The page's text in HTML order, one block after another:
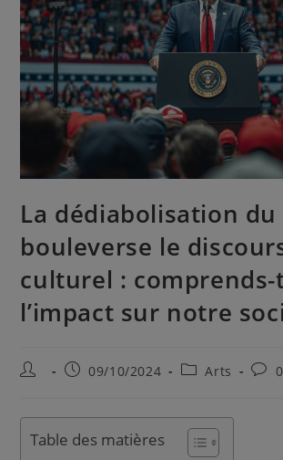
La dédiabolisation du
bouleverse le
culturel : comprends-
l’impact sur notre
09/10/2024 Arts
Table des matières